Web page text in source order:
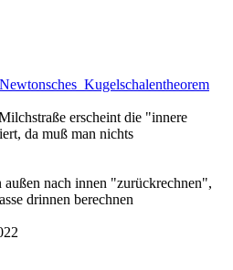
erscheint die "innere
da muß man nichts
nach innen "zurückrechnen",
drinnen berechnen